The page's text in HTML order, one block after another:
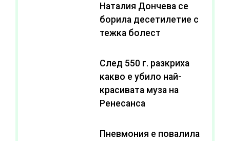
Наталия Дончева се
борила десетилетие с
тежка болест
След 550 г. разкриха
какво е убило най-
красивата муза на
Ренесанса
Пневмония е повалила